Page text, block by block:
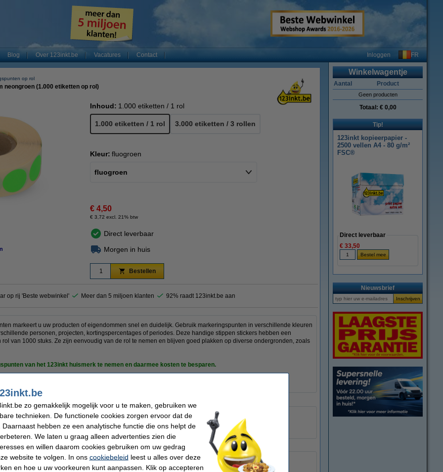
Blog Over 123inkt.be Vacatures Contact Inloggen FR
op rol
neongroen (1.000 etiketten op rol)
Inhoud: 1.000 etiketten / 1 rol
1.000 etiketten / 1 rol 3.000 etiketten / 3 rollen
Kleur: fluogroen
fluogroen
€ 4,50
€ 3,72 excl. 21% btw
Direct leverbaar
Morgen in huis
Bestellen
op rij 'Beste webwinkel' Meer dan 5 miljoen klanten 92% raadt 123inkt.be aan
markeert u uw producten of eigendommen snel en duidelijk. Gebruik markeringspunten in verschillende kleuren
personen, projecten, kortingspercentages of periodes. Deze handige stippen stickers hebben een
van 1000 stuks. Ze zijn eenvoudig van de rol te nemen en blijven goed plakken op diverse ondergronden, zoals
van het 123inkt huismerk te nemen en daarmee kosten te besparen.
100% garantie.
Vorm:
Hechting:
permanent
/ 1 rol Kleur: fluogroen
Winkelwagentje
Aantal Product
Geen producten
Totaal: € 0,00
Tip!
123inkt kopieerpapier -
2500 vellen A4 - 80 g/m²
FSC®
Direct leverbaar
€ 33,50
Nieuwsbrief
zo gemakkelijk mogelijk voor u te maken, gebruiken we
technieken. De functionele cookies zorgen ervoor dat de
hebben ze een analytische functie die ons helpt de
We laten u graag alleen advertenties zien die
en willen daarom cookies gebruiken om uw gedrag
website te volgen. In ons cookiebeleid leest u alles over deze
en hoe u uw voorkeuren kunt aanpassen. Klik op accepteren